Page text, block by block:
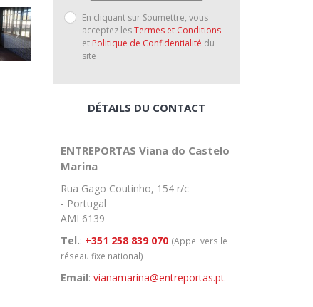
En cliquant sur Soumettre, vous
acceptez lesTermes et Conditions
et Politique de Confidentialité du
site
DÉTAILS DU CONTACT
ENTREPORTAS Viana do Castelo
Marina
Rua Gago Coutinho, 154 r/c
- Portugal
AMI 6139
Tel.: +351 258 839 070 (Appel vers le
réseau fixe national)
Email: vianamarina@entreportas.pt